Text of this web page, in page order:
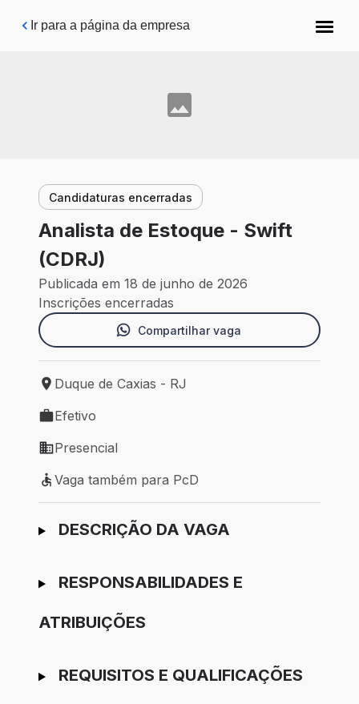
Pular para o conteúdo principal
Ir para a página da empresa
Candidaturas encerradas
Analista de Estoque - Swift
(CDRJ)
Publicada em 18 de junho de 2026
Inscrições encerradas
Compartilhar vaga
Local de trabalho: Duque de Caxias - RJ
Duque de Caxias - RJ
Tipo de vaga: Efetivo
Efetivo
Modelo de trabalho: Presencial
Presencial
Vaga também para PcD
Vaga também para PcD
Ir para candidatura
DESCRIÇÃO DA VAGA
RESPONSABILIDADES E
ATRIBUIÇÕES
REQUISITOS E QUALIFICAÇÕES